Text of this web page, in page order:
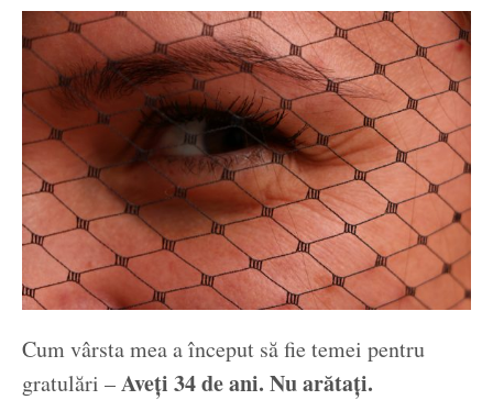
Cum vârsta mea a început să fie temei pentru
gratulări –Aveți 34 de ani. Nu arătați.